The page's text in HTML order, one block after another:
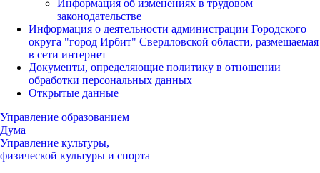
Информация об изменениях в трудовом
законодательстве
Информация о деятельности администрации Городского
округа "город Ирбит" Свердловской области, размещаемая
в сети интернет
Документы, определяющие политику в отношении
обработки персональных данных
Открытые данные
Управление образованием
Дума
Управление культуры,
физической культуры и спорта